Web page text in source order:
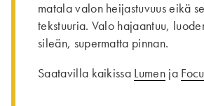
matala valon heijastuvuus eikä
tekstuuria. Valo hajaantuu,
sileän, supermatta pinnan.
Saatavilla kaikissa Lumen ja